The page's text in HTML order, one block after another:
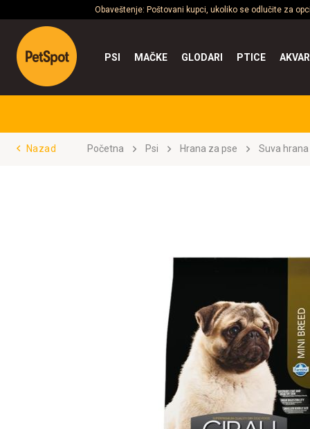
Obaveštenje: Poštovani kupci, ukoliko se odlučite za
PSI MAČKE GLODARI PTICE
Nazad Početna Psi Hrana za pse Suva hrana